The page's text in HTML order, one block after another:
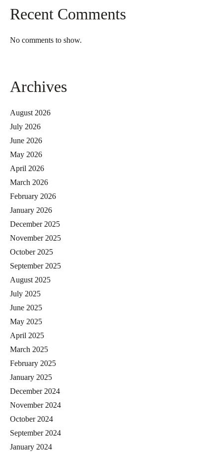
Recent Comments
No comments to show.
Archives
August 2026
July 2026
June 2026
May 2026
April 2026
March 2026
February 2026
January 2026
December 2025
November 2025
October 2025
September 2025
August 2025
July 2025
June 2025
May 2025
April 2025
March 2025
February 2025
January 2025
December 2024
November 2024
October 2024
September 2024
January 2024